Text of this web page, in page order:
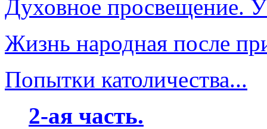
Духовное просвещение.
Жизнь народная после
Попытки католичества...
2-ая часть.